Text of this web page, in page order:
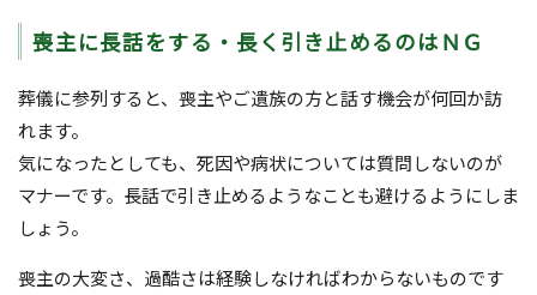
喪主に長話をする・長く引き止めるのはＮＧ
葬儀に参列すると、喪主やご遺族の方と話す機会が何回か訪
れます。
気になったとしても、死因や病状については質問しないのが
マナーです。長話で引き止めるようなことも避けるようにしま
しょう。
喪主の大変さ、過酷さは経験しなければわからないものです